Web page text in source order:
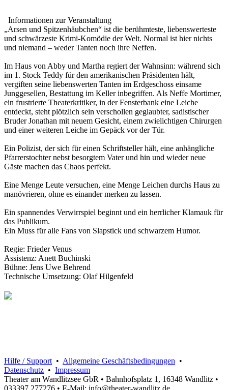
Informationen zur Veranstaltung
„Arsen und Spitzenhäubchen“ ist die berühmteste, liebenswerteste
und schwärzeste Krimi-Komödie der Welt. Normal ist hier nichts
und niemand – weder Tanten noch ihre Neffen.
Im Haus von Abby und Martha regiert der Wahnsinn: während sich
im 1. Stock Teddy für den amerikanischen Präsidenten hält,
vergiften seine liebenswerten Tanten im Erdgeschoss einsame
Junggesellen, Bestattung im Keller inbegriffen. Als Neffe Mortimer,
ein frustrierte Theaterkritiker, in der Fensterbank eine Leiche
entdeckt, steht plötzlich sein verschollen geglaubter, sadistischer
Bruder Jonathan mit neuem Gesicht, einem zwielichtigen Chirurgen
und einer weiteren Leiche im Gepäck vor der Tür.
Ein Polizist, der sich für einen Schriftsteller hält, eine anhängliche
Pfarrerstochter nebst besorgtem Vater und hin und wieder neue
Gäste machen das Chaos perfekt.
Eine Menge Leute versuchen, eine Menge Leichen durchs Haus zu
manövrieren, ohne es einander merken zu lassen.
Ein spannendes Verwirrspiel beginnt und ein herrlicher Klamauk für
das Publikum.
Ein Muss für alle Fans von Slapstick und schwarzem Humor.
Regie: Frieder Venus
Assistenz: Anett Buchinski
Bühne: Jens Uwe Behrend
Technische Umsetzung: Olaf Hilgenfeld
Hilfe / Support • Allgemeine Geschäftsbedingungen •
Datenschutz • Impressum
Theater am Wandlitzsee GbR • Bahnhofsplatz 1, 16348 Wandlitz •
033397 277276 • E-Mail: info@theater-wandlitz.de